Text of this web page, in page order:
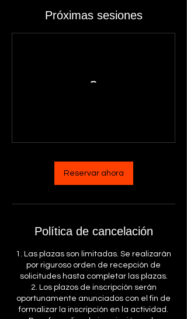
Próximas sesiones
Reservar ahora
Política de cancelación
1. Las plazas son limitadas. Se realizarán
por riguroso orden de recepción de
solicitudes hasta completar las plazas.
2. Los plazos de inscripción serán
oportunamente anunciados con el fin de
formalizar la inscripción en la actividad.